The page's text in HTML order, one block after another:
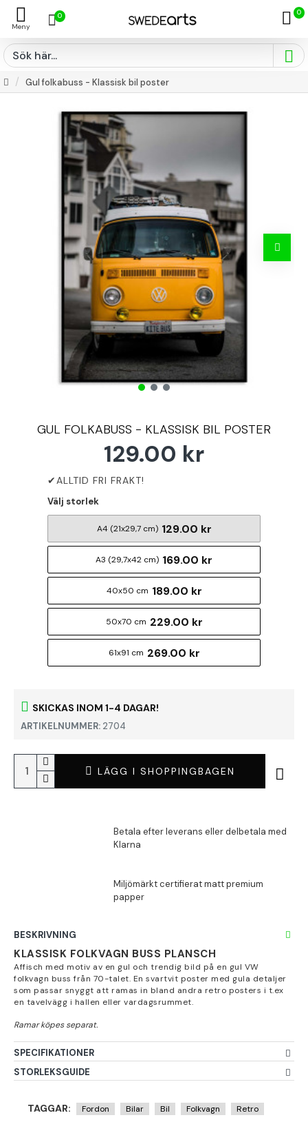
0 0
Gul folkabuss - Klassisk bil poster
GUL FOLKABUSS - KLASSISK BIL POSTER
SKICKAS INOM 1-4 DAGAR!
ARTIKELNUMMER: 2704
129.00 kr
Välj storlek
A4 (21x29,7 cm) 129.00 kr
A3 (29,7x42 cm) 169.00 kr
40x50 cm 189.00 kr
50x70 cm 229.00 kr
61x91 cm 269.00 kr
LÄGG I SHOPPINGBAGEN
BESKRIVNING
KLASSISK FOLKVAGN BUSS PLANSCH
Affisch med motiv av en gul och trendig bild på en gul VW
folkvagn buss från 70-talet. En svartvit poster med gula detaljer
som passar snyggt att ramas in bland andra retro posters i t.ex
en tavelvägg i hallen eller vardagsrummet.
SPECIFIKATIONER
STORLEKSGUIDE
TAGGAR: Fordon Bilar Bil Folkvagn Retro